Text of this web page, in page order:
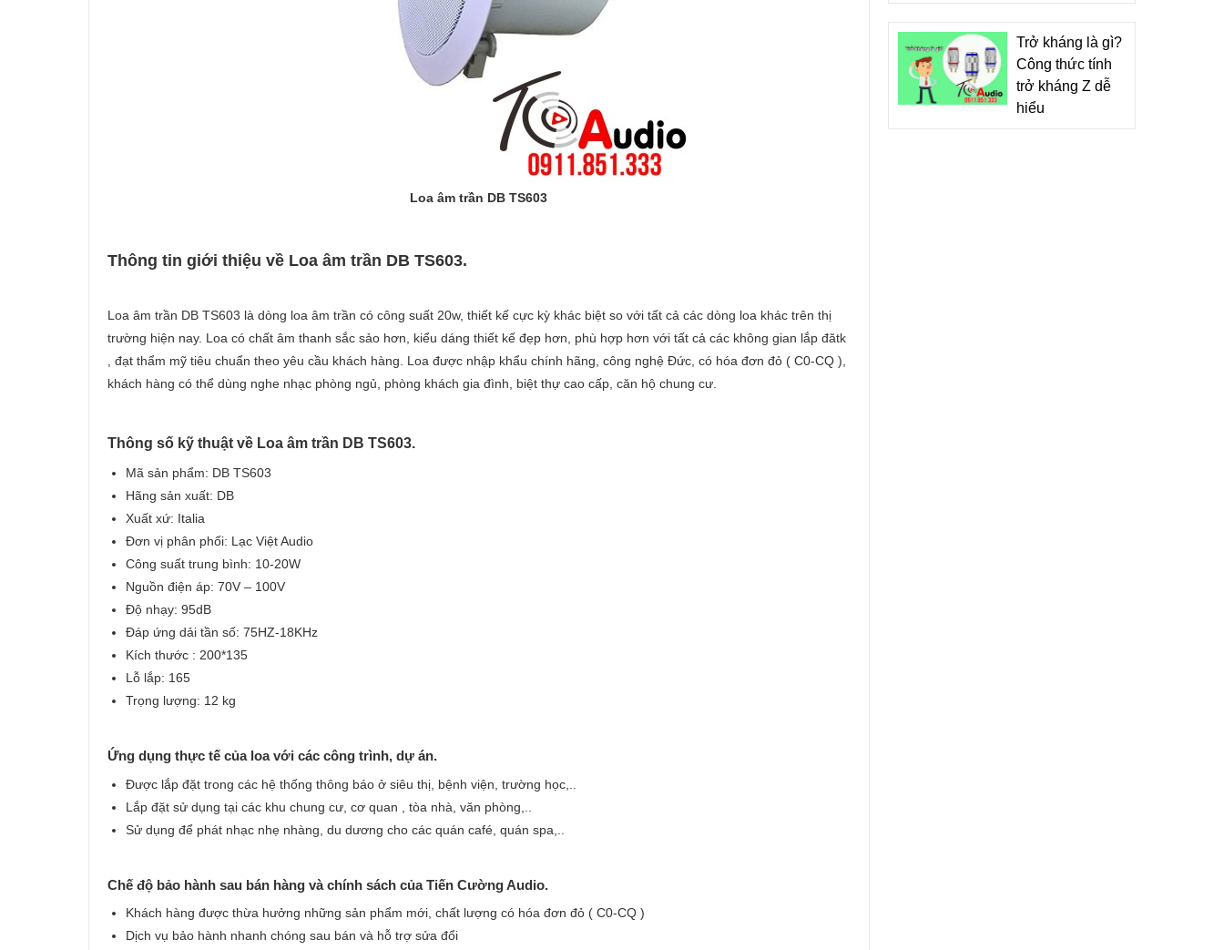
Loa âm trần DB TS603
Thông tin giới thiệu về Loa âm trần DB TS603.
Loa âm trần DB TS603 là dòng loa âm trần có công suất 20w, thiết kế cực kỳ khác biệt so với tất cả các dòng loa khác trên thị
trường hiện nay. Loa có chất âm thanh sắc sảo hơn, kiểu dáng thiết kế đẹp hơn, phù hợp hơn với tất cả các không gian lắp đătk
, đạt thẩm mỹ tiêu chuẩn theo yêu cầu khách hàng. Loa được nhập khẩu chính hãng, công nghệ Đức, có hóa đơn đỏ ( C0-CQ ),
khách hàng có thể dùng nghe nhạc phòng ngủ, phòng khách gia đình, biệt thự cao cấp, căn hộ chung cư.
Thông số kỹ thuật về Loa âm trần DB TS603.
Mã sản phẩm: DB TS603
Hãng sản xuất: DB
Xuất xứ: Italia
Đơn vị phân phối: Lạc Việt Audio
Công suất trung bình: 10-20W
Nguồn điện áp: 70V – 100V
Độ nhạy: 95dB
Đáp ứng dải tần số: 75HZ-18KHz
Kích thước : 200*135
Lỗ lắp: 165
Trọng lượng: 12 kg
Ứng dụng thực tế của loa với các công trình, dự án.
Được lắp đặt trong các hệ thống thông báo ở siêu thị, bệnh viện, trường học,..
Lắp đặt sử dụng tại các khu chung cư, cơ quan , tòa nhà, văn phòng,..
Sử dụng để phát nhạc nhẹ nhàng, du dương cho các quán café, quán spa,..
Chế độ bảo hành sau bán hàng và chính sách của Tiến Cường Audio.
Khách hàng được thừa hưởng những sản phẩm mới, chất lượng có hóa đơn đỏ ( C0-CQ )
Dịch vụ bảo hành nhanh chóng sau bán và hỗ trợ sửa đổi
Trở kháng là gì?
Công thức tính
trở kháng Z dễ
hiểu